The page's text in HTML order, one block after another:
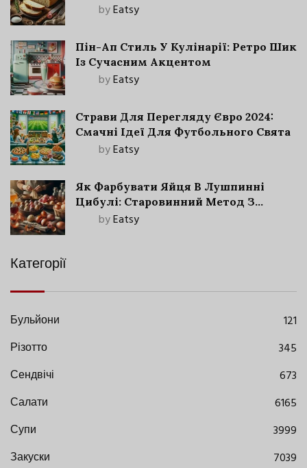
byEatsy
Пін-Ап Стиль У Кулінарії: Ретро Шик
Із Сучасним Акцентом
byEatsy
Страви Для Перегляду Євро 2024:
Смачні Ідеї Для Футбольного Свята
byEatsy
Як Фарбувати Яйця В Лушпинні
Цибулі: Старовинний Метод З
Сучасними Нюансами
byEatsy
Категорії
Бульйони
121
Різотто
345
Сендвічі
673
Салати
6165
Супи
3999
Закуски
7039